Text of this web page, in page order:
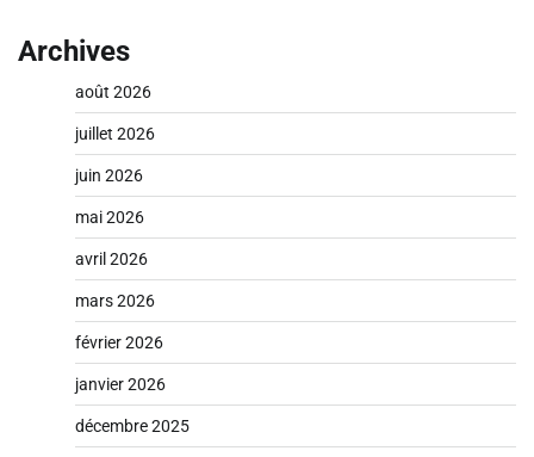
Archives
août 2026
juillet 2026
juin 2026
mai 2026
avril 2026
mars 2026
février 2026
janvier 2026
décembre 2025